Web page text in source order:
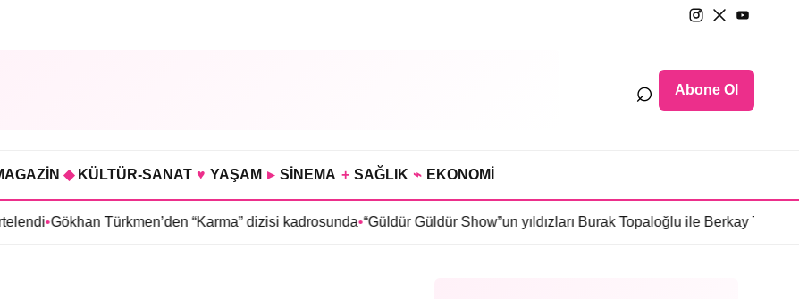
⌕ Abone Ol
◆ KÜLTÜR-SANAT ♥ YAŞAM ▸ SİNEMA + SAĞLIK ⌁ EKONOMİ
Türkmen’den “Karma” dizisi kadrosunda•“Güldür Güldür Show”un yıldızları Burak Topaloğlu ile Berkay Tulumbacı